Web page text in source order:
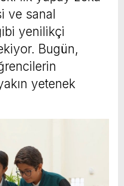
ve sanal
yenilikçi
Bugün,
yetenek